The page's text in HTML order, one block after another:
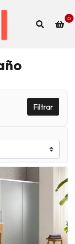
0
Filtrar